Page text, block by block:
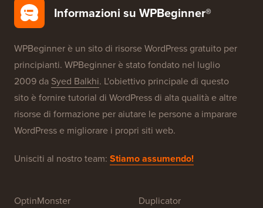
Informazioni su WPBeginner®
WPBeginner è un sito di risorse WordPress gratuito per
principianti. WPBeginner è stato fondato nel luglio
2009 da Syed Balkhi. L'obiettivo principale di questo
sito è fornire tutorial di WordPress di alta qualità e altre
risorse di formazione per aiutare le persone a imparare
WordPress e migliorare i propri siti web.
Unisciti al nostro team: Stiamo assumendo!
OptinMonster
Duplicator